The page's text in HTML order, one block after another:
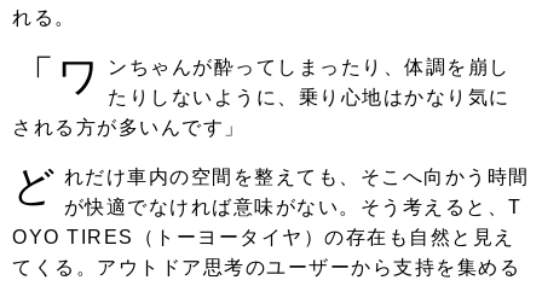
れる。
「ワ
ンちゃんが酔ってしまったり、体調を崩し
たりしないように、乗り心地はかなり気に
される方が多いんです」
ど れだけ車内の空間を整えても、そこへ向かう時間
が快適でなければ意味がない。そう考えると、T
OYO TIRES（トーヨータイヤ）の存在も自然と見え
てくる。アウトドア思考のユーザーから支持を集める